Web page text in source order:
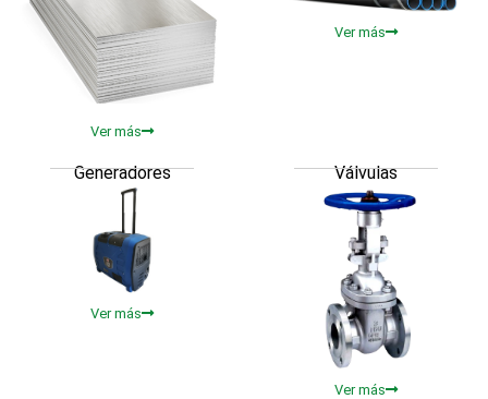
Ver más
Ver más
Generadores
Ver más
Válvulas
Ver más